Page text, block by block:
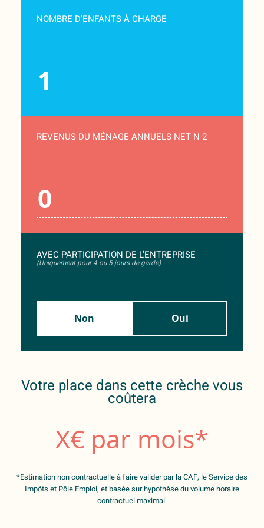
NOMBRE D'ENFANTS À CHARGE
REVENUS DU MÉNAGE ANNUELS NET N-2
AVEC PARTICIPATION DE L'ENTREPRISE
(Uniquement pour 4 ou 5 jours de garde)
Non Oui
Votre place dans cette crèche vous
coûtera
X€ par mois*
*Estimation non contractuelle à faire valider par la CAF, le Service des
Impôts et Pôle Emploi, et basée sur hypothèse du volume horaire
contractuel maximal.